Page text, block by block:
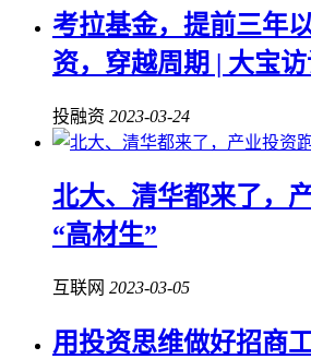
考拉基金，提前三年
资，穿越周期 | 大宝
投融资 2023-03-24
北大、清华都来了，
“高材生”
互联网 2023-03-05
用投资思维做好招商